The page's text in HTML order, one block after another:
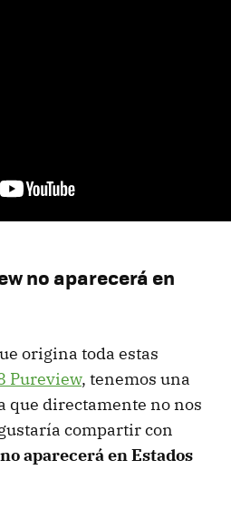
no aparecerá en
origina toda estas
Pureview, tenemos una
que directamente no nos
compartir con
aparecerá en Estados